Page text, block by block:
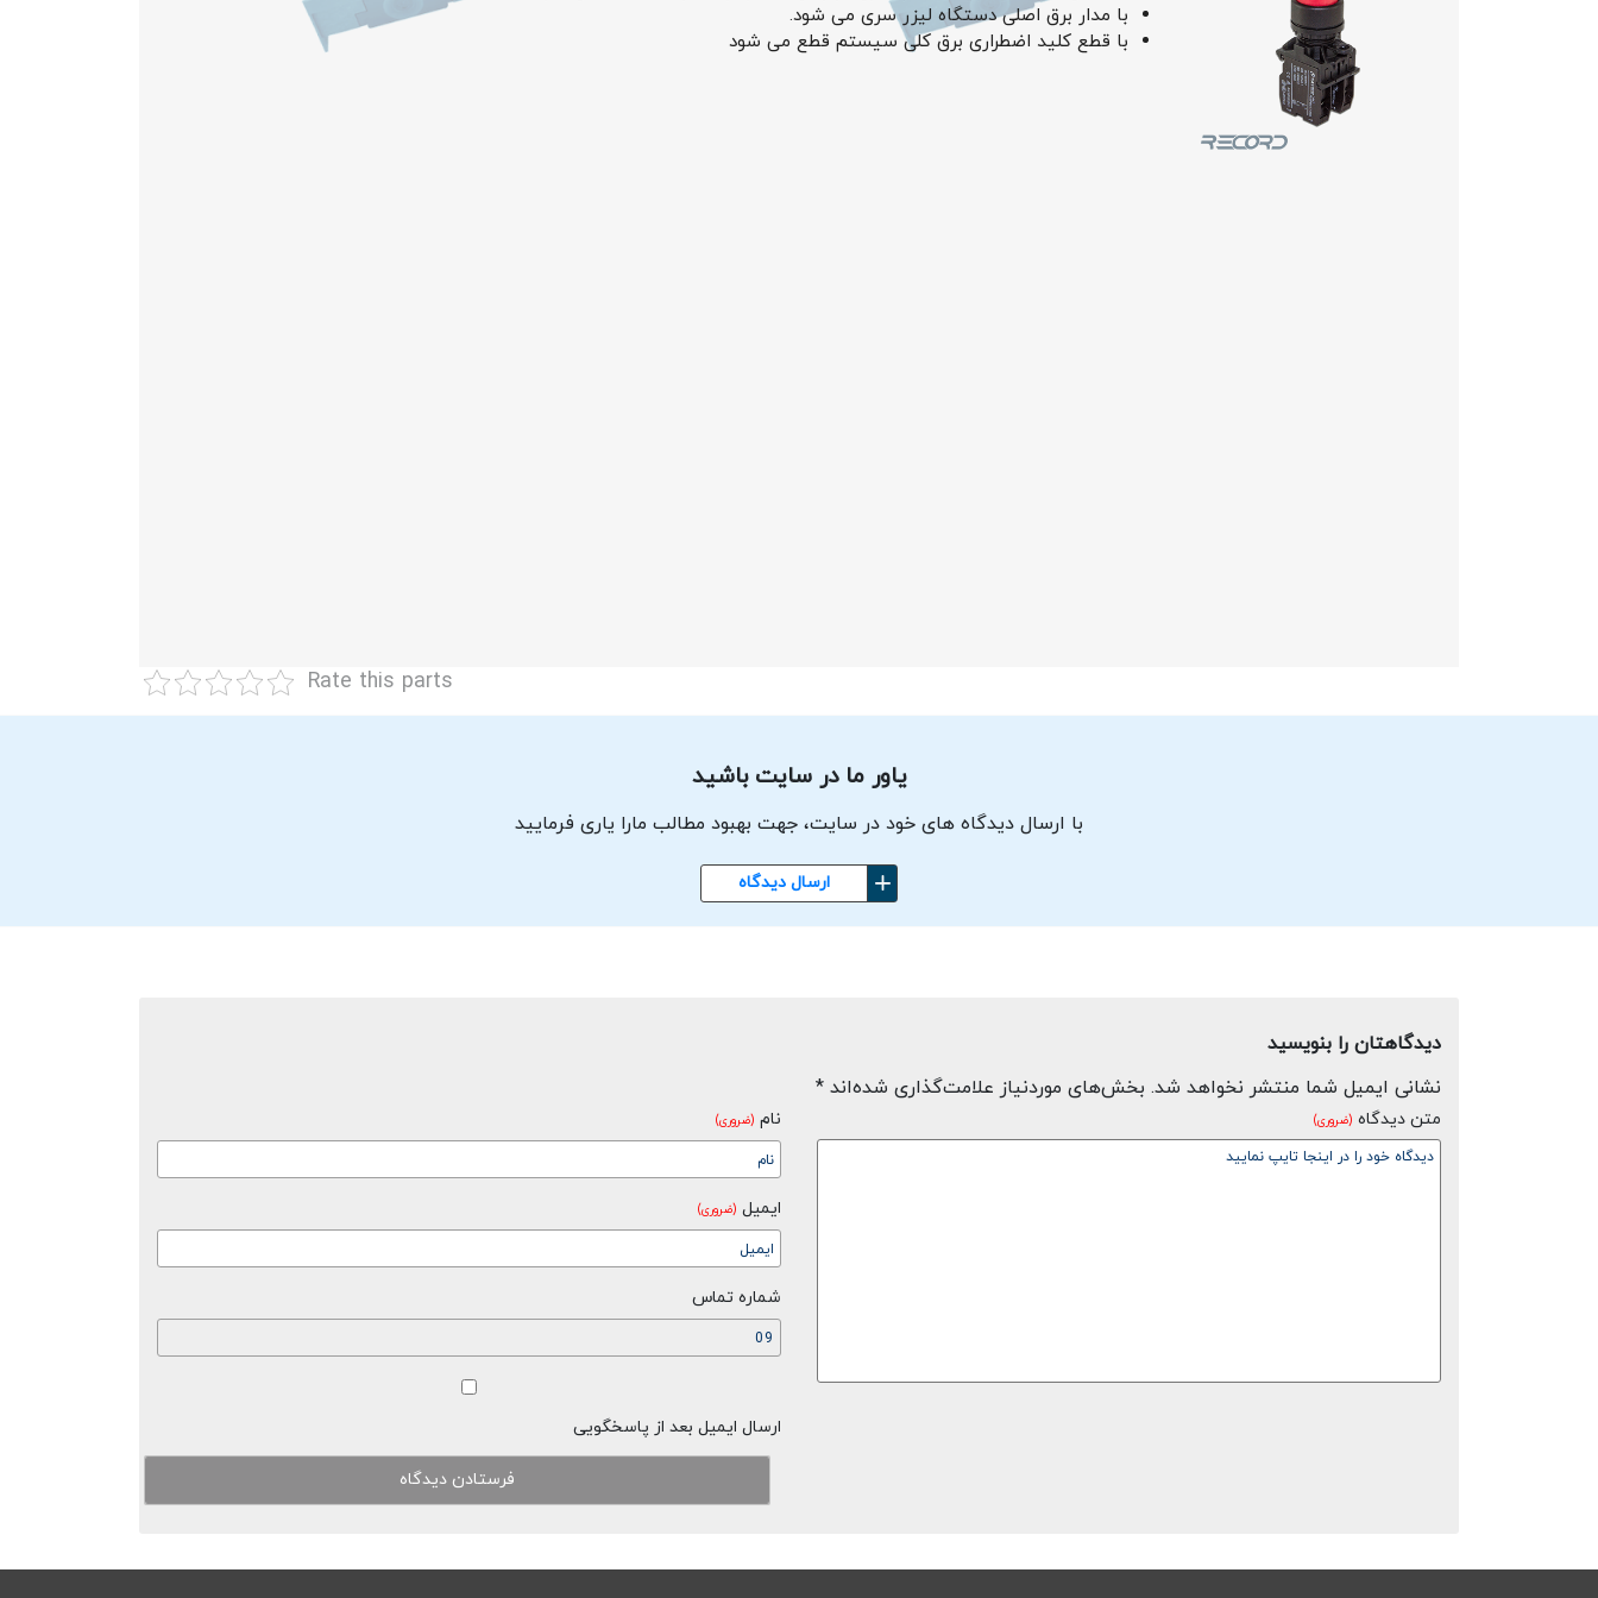
با مدار برق اصلی دستگاه لیزر سری می شود.
با قطع کلید اضطراری برق کلی سیستم قطع می شود
Rate this parts
یاور ما در سایت باشید
با ارسال دیدگاه های خود در سایت، جهت بهبود مطالب مارا یاری فرمایید
ارسال دیدگاه
دیدگاهتان را بنویسید
نشانی ایمیل شما منتشر نخواهد شد. بخش‌های موردنیاز علامت‌گذاری شده‌اند *
متن دیدگاه (ضروری) نام (ضروری)
ایمیل (ضروری)
شماره تماس
ارسال ایمیل بعد از پاسخگویی